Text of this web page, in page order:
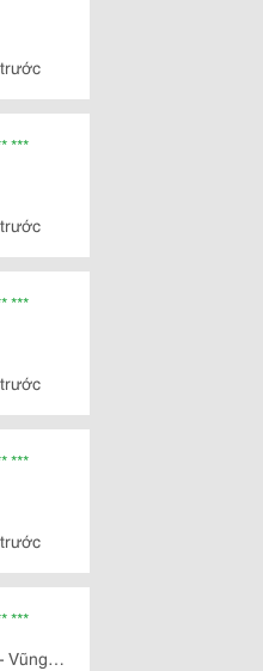
***
***
***
***
Vũng